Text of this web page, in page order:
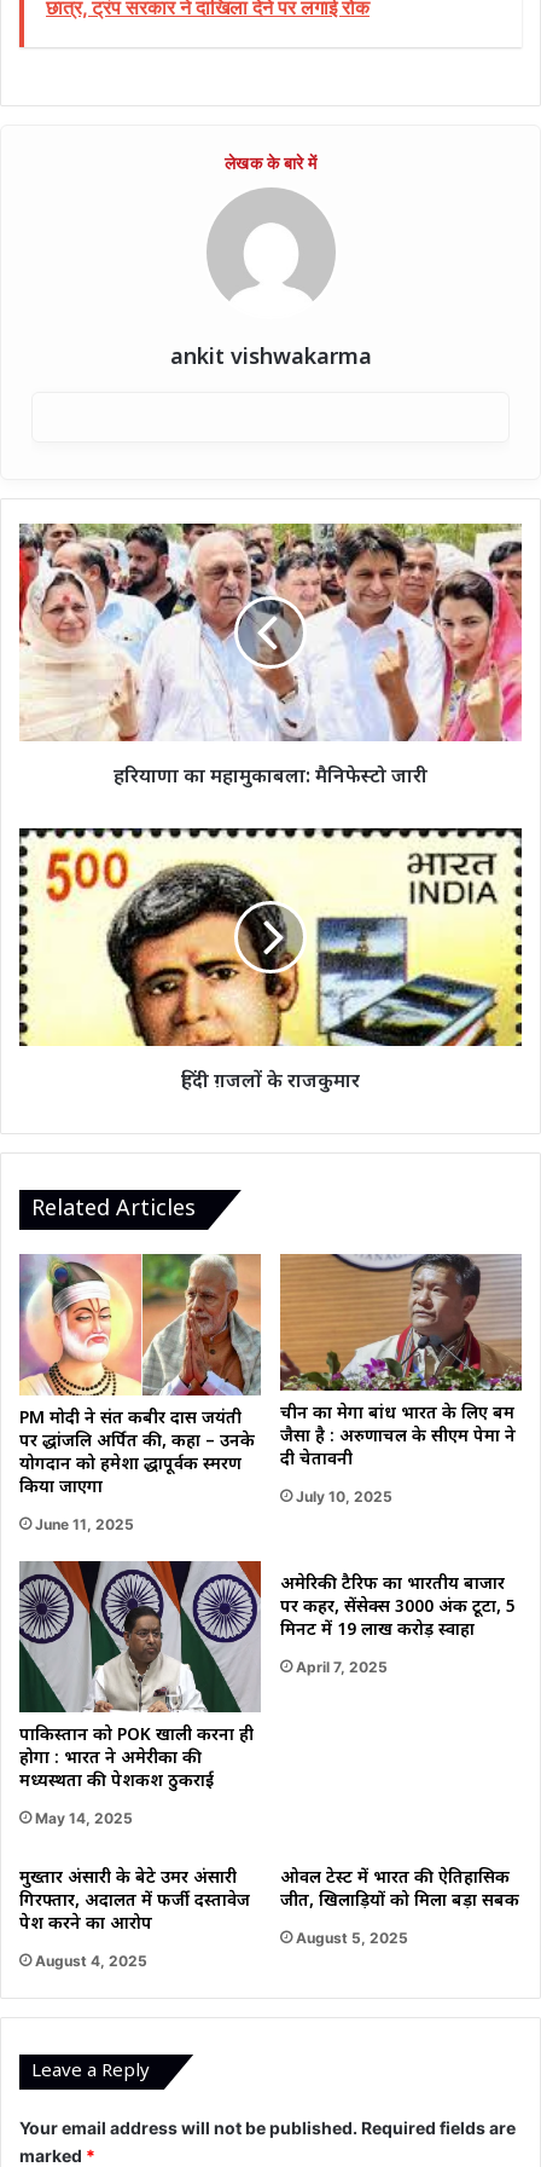
छात्र, ट्रंप सरकार ने दाखिला देने पर लगाई रोक
ankit vishwakarma
हरियाणा
का
महामुकाबला:
मैनिफेस्टो
जारी
हरियाणा का महामुकाबला: मैनिफेस्टो जारी
हिंदी
ग़जलों
के
राजकुमार
हिंदी ग़जलों के राजकुमार
Related Articles
PM मोदी ने संत कबीर दास जयंती
पर श्रद्धांजलि अर्पित की, कहा – उनके
योगदान को हमेशा श्रद्धापूर्वक स्मरण
किया जाएगा
June 11, 2025
चीन का मेगा बांध भारत के लिए बम
जैसा है : अरुणाचल के सीएम पेमा ने
दी चेतावनी
July 10, 2025
पाकिस्तान को POK खाली करना ही
होगा : भारत ने अमेरीका की
मध्यस्थता की पेशकश ठुकराई
May 14, 2025
अमेरिकी टैरिफ का भारतीय बाजार
पर कहर, सेंसेक्स 3000 अंक टूटा, 5
मिनट में 19 लाख करोड़ स्वाहा
April 7, 2025
मुख्तार अंसारी के बेटे उमर अंसारी
गिरफ्तार, अदालत में फर्जी दस्तावेज
पेश करने का आरोप
August 4, 2025
ओवल टेस्ट में भारत की ऐतिहासिक
जीत, खिलाड़ियों को मिला बड़ा सबक
August 5, 2025
Leave a Reply
Your email address will not be published. Required fields are
marked *